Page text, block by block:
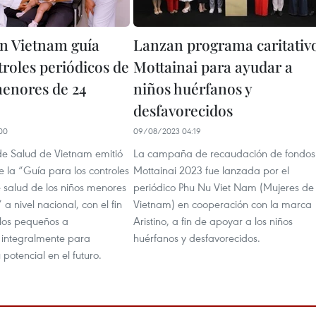
Vietnam guía
periódicos de
de 24
Salud de Vietnam emitió
la “Guía para los controles
de los niños menores
a nivel nacional, con el fin
pequeños a
para
en el futuro.
Lanzan programa
Mottainai para ayudar a
niños huérfanos y
desfavorecidos
09/08/2023 04:19
La campaña de recaudación de fondos
Mottainai 2023 fue lanzada por el
periódico Phu Nu Viet Nam (Mujeres de
Vietnam) en cooperación con la marca
Aristino, a fin de apoyar a los niños
huérfanos y desfavorecidos.